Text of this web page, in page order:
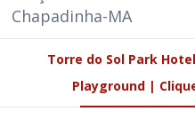
Chapadinha-MA
Torre do Sol Park
Playground |